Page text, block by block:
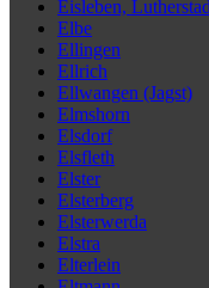
Eisleben,
Elbe
Ellingen
Ellrich
Ellwangen (Jagst)
Elmshorn
Elsdorf
Elsfleth
Elster
Elsterberg
Elsterwerda
Elstra
Elterlein